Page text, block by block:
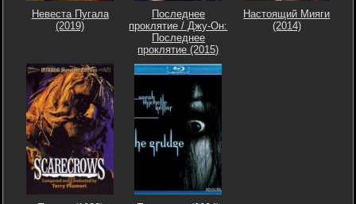
Невеста Пугала
(2019)
Последнее
проклятие / Джу-Он:
Последнее
проклятие (2015)
Настоящий Мияги
(2014)